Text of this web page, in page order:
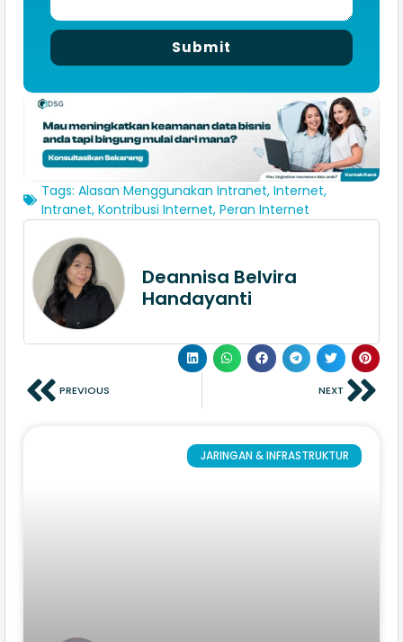
Submit
Tags: Alasan Menggunakan Intranet, Internet,
Intranet, Kontribusi Internet, Peran Internet
Deannisa Belvira
Handayanti
PREVIOUS NEXT
JARINGAN & INFRASTRUKTUR